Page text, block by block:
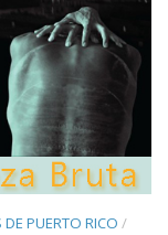
DE PUERTO RICO /